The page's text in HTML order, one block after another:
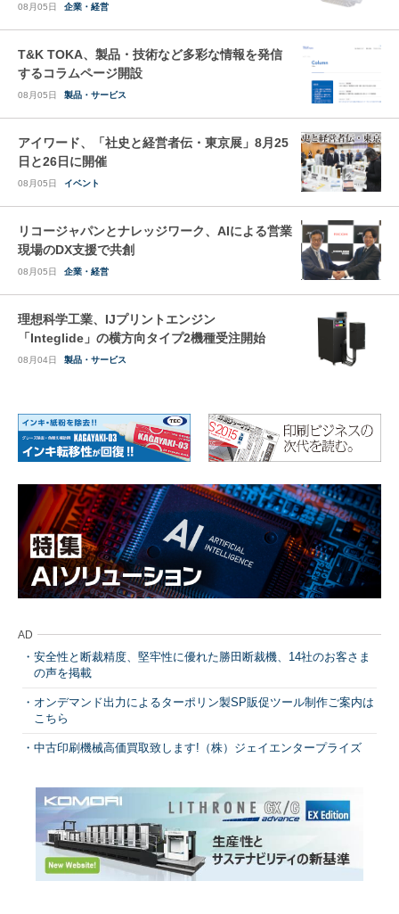
08月05日 企業・経営
T&K TOKA、製品・技術など多彩な情報を発信
するコラムページ開設
08月05日 製品・サービス
アイワード、「社史と経営者伝・東京展」8月25
日と26日に開催
08月05日 イベント
リコージャパンとナレッジワーク、AIによる営業
現場のDX支援で共創
08月05日 企業・経営
理想科学工業、IJプリントエンジン
「Integlide」の横方向タイプ2機種受注開始
08月04日 製品・サービス
AD
安全性と断裁精度、堅牢性に優れた勝田断裁機、14社のお客さま
の声を掲載
オンデマンド出力によるターポリン製SP販促ツール制作ご案内は
こちら
中古印刷機械高価買取致します!（株）ジェイエンタープライズ